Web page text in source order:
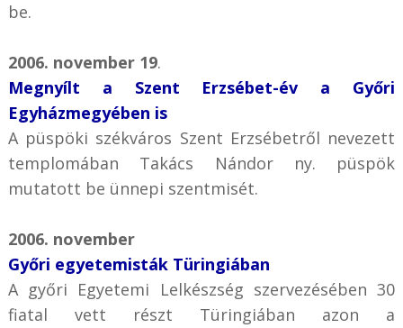
be.
2006. november 19.
Megnyílt a Szent Erzsébet-év a Győri
Egyházmegyében is
A püspöki székváros Szent Erzsébetről nevezett
templomában Takács Nándor ny. püspök
mutatott be ünnepi szentmisét.
2006. november
Győri egyetemisták Türingiában
A győri Egyetemi Lelkészség szervezésében 30
fiatal vett részt Türingiában azon a